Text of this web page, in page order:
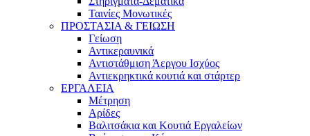
Ταινίες Μονωτικές
ΠΡΟΣΤΑΣΙΑ & ΓΕΙΩΣΗ
Γείωση
Αντικεραυνικά
Αντιστάθμιση Άεργου Ισχύος
Αντιεκρηκτικά κουτιά και στάρτερ
ΕΡΓΑΛΕΙΑ
Μέτρηση
Αρίδες
Βαλιτσάκια και Κουτιά Εργαλείων